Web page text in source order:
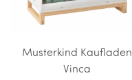
Musterkind Kaufladen
Vinca